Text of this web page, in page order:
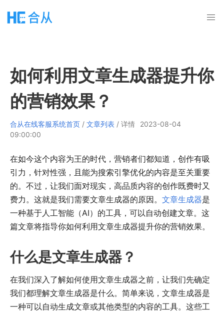
如何利用文章生成器提升你
的营销效果？
合从在线客服系统首页 / 文章列表 / 详情
2023-08-04
09:00:00
在如今这个内容为王的时代，营销者们都知道，创作有吸
引力，针对性强，且能为搜索引擎优化的内容是至关重要
的。不过，让我们面对现实，高品质内容的创作既费时又
费力。这就是我们需要文章生成器的原因。 文章生成器是
一种基于人工智能（AI）的工具，可以自动创建文章。这
篇文章将指导你如何利用文章生成器提升你的营销效果。
什么是文章生成器？
在我们深入了解如何使用文章生成器之前，让我们先确定
我们都理解文章生成器是什么。简单来说，文章生成器是
一种可以自动生成文章或其他类型的内容的工具。这些工